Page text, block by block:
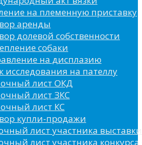
на племенную приставку
аренды
долевой собственности
собаки
на дисплазию
исследования на пателлу
лист ОКД
лист ЗКС
лист КС
купли-продажи
лист участника выставки
лист участника конкурса